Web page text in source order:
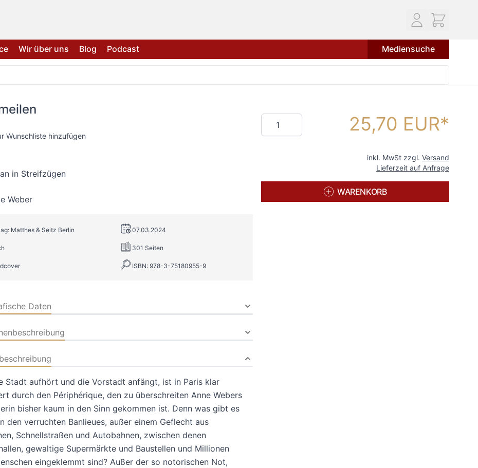
Wir über uns Blog Podcast Mediensuche
Wunschliste hinzufügen
in Streifzügen
Weber
Matthes & Seitz Berlin 07.03.2024
301 Seiten
ISBN: 978-3-75180955-9
Daten
Stadt aufhört und die Vorstadt anfängt, ist in Paris klar
durch den Périphérique, den zu überschreiten Anne Webers
bisher kaum in den Sinn gekommen ist. Denn was gibt es
den verruchten Banlieues, außer einem Geflecht aus
Schnellstraßen und Autobahnen, zwischen denen
gewaltige Supermärkte und Baustellen und Millionen
eingeklemmt sind? Außer der so notorischen Not,
Menge 25,70 EUR
inkl. MwSt zzgl. Versand
Lieferzeit auf Anfrage
WARENKORB